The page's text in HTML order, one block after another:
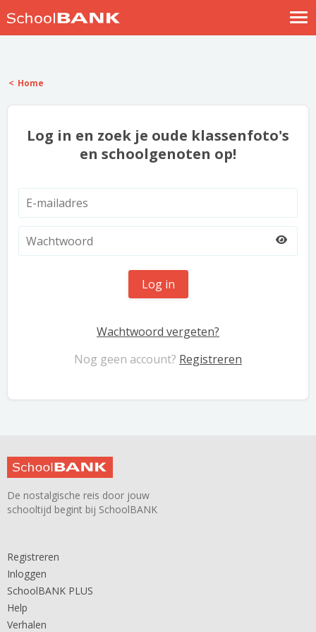
Help
Home
Log in en zoek je oude klassenfoto's
en schoolgenoten op!
Log in
Wachtwoord vergeten?
Nog geen account? Registreren
De nostalgische reis door jouw
schooltijd begint bij SchoolBANK
Registreren
Inloggen
SchoolBANK PLUS
Help
Verhalen